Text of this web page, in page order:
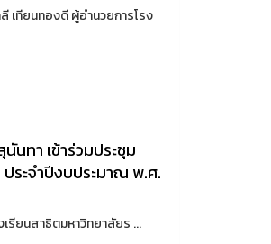
เทียนทองดี ผู้อำนวยการโรง
ทา เข้าร่วมประชุม
ระจำปีงบประมาณ พ.ศ.
รียนสาธิตมหาวิทยาลัยร ...